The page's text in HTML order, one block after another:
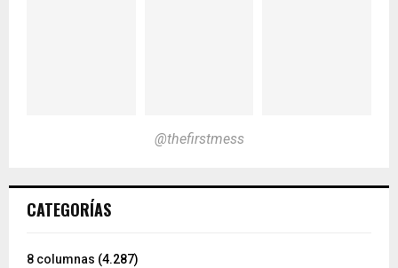
@thefirstmess
CATEGORÍAS
8 columnas (4.287)